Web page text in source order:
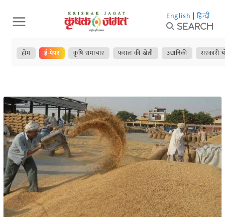
Skip
to
content
English | हिन्दी
Search
होम ई-पेपर कृषि समाचार फसल की खेती उद्यानिकी सरकारी